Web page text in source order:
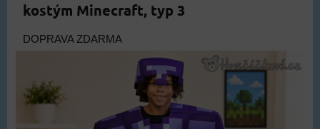
kostým Minecraft, typ 3
DOPRAVA ZDARMA